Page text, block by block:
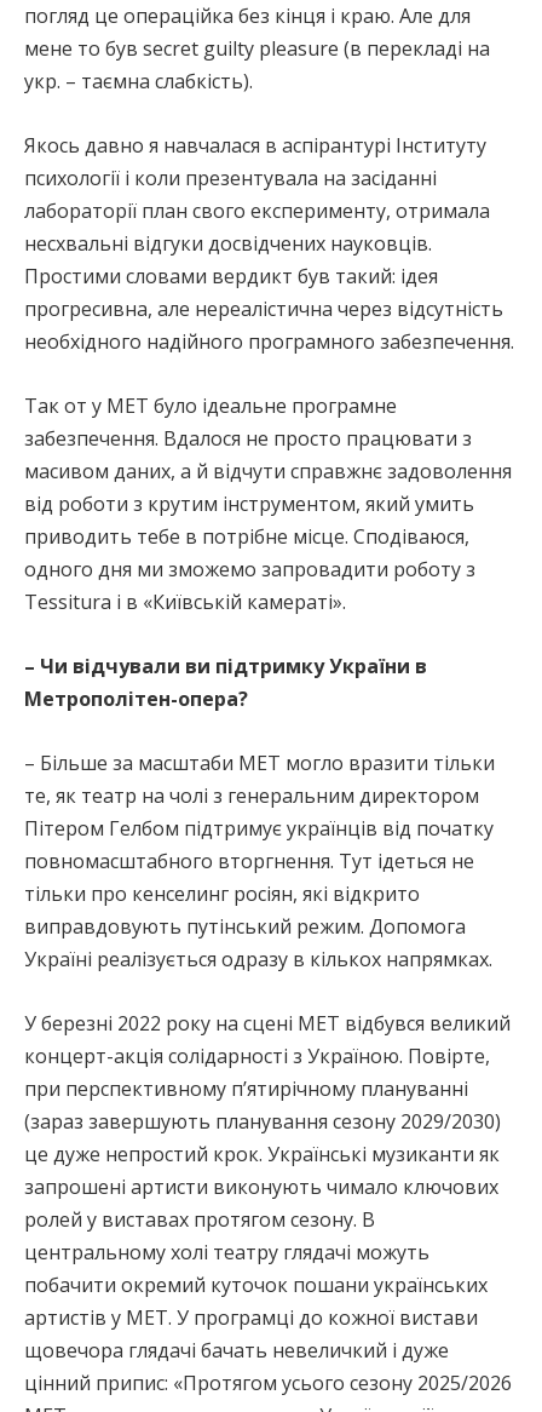
погляд це операційка без кінця і краю. Але для
мене то був secret guilty pleasure (в перекладі на
укр. – таємна слабкість).
Якось давно я навчалася в аспірантурі Інституту
психології і коли презентувала на засіданні
лабораторії план свого експерименту, отримала
несхвальні відгуки досвідчених науковців.
Простими словами вердикт був такий: ідея
прогресивна, але нереалістична через відсутність
необхідного надійного програмного забезпечення.
Так от у МЕТ було ідеальне програмне
забезпечення. Вдалося не просто працювати з
масивом даних, а й відчути справжнє задоволення
від роботи з крутим інструментом, який умить
приводить тебе в потрібне місце. Сподіваюся,
одного дня ми зможемо запровадити роботу з
Tessitura і в «Київській камераті».
– Чи відчували ви підтримку України в
Метрополітен-опера?
– Більше за масштаби МЕТ могло вразити тільки
те, як театр на чолі з генеральним директором
Пітером Гелбом підтримує українців від початку
повномасштабного вторгнення. Тут ідеться не
тільки про кенселинг росіян, які відкрито
виправдовують путінський режим. Допомога
Україні реалізується одразу в кількох напрямках.
У березні 2022 року на сцені МЕТ відбувся великий
концерт-акція солідарності з Україною. Повірте,
при перспективному пʼятирічному плануванні
(зараз завершують планування сезону 2029/2030)
це дуже непростий крок. Українські музиканти як
запрошені артисти виконують чимало ключових
ролей у виставах протягом сезону. В
центральному холі театру глядачі можуть
побачити окремий куточок пошани українських
артистів у МЕТ. У програмці до кожної вистави
щовечора глядачі бачать невеличкий і дуже
цінний припис: «Протягом усього сезону 2025/2026